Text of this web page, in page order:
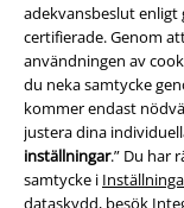
adekvansbeslut enligt
certifierade. Genom
användningen av
du neka samtycke
kommer endast
justera dina
inställningar.” Du har
samtycke i